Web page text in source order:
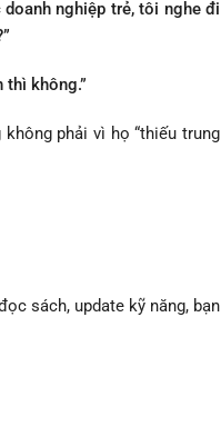
nghiệp trẻ, tôi nghe đi
thì không.”
phải vì họ “thiếu trung
sách, update kỹ năng, bạn